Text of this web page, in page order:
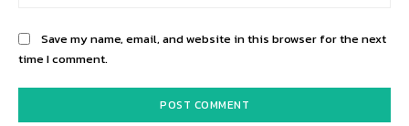
Save my name, email, and website in this browser for the next
time I comment.